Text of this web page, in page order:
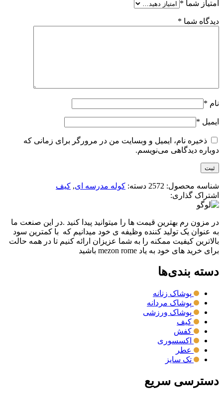
امتیاز شما *
دیدگاه شما *
نام *
ایمیل *
ذخیره نام، ایمیل و وبسایت من در مرورگر برای زمانی که
دوباره دیدگاهی می‌نویسم.
شناسه محصول: 2572 دسته: کوله مدرسه ای, کیف
اشتراک گذاری:
در مزون رم بهترین قیمت ها را میتوانید پیدا کنید .در این صنعت ما
به عنوان یک تولید کننده وظیفه ی خود میدانیم که با کمترین سود
بالاترین کیفیت ممکنه را به شما عزیزان ارائه کنیم تا در همه حالت
برای خرید های خود به یاد mezon rome باشید
دسته بندی‌ها
پوشاک زنانه
پوشاک مردانه
پوشاک ورزشی
کیف
کفش
اکسسوری
عطر
تک سایز
دسترسی سریع